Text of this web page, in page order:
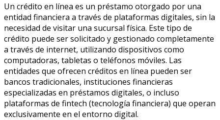
Un crédito en línea es un préstamo otorgado por una
entidad financiera a través de plataformas digitales, sin la
necesidad de visitar una sucursal física. Este tipo de
crédito puede ser solicitado y gestionado completamente
a través de internet, utilizando dispositivos como
computadoras, tabletas o teléfonos móviles. Las
entidades que ofrecen créditos en línea pueden ser
bancos tradicionales, instituciones financieras
especializadas en préstamos digitales, o incluso
plataformas de fintech (tecnología financiera) que operan
exclusivamente en el entorno digital.